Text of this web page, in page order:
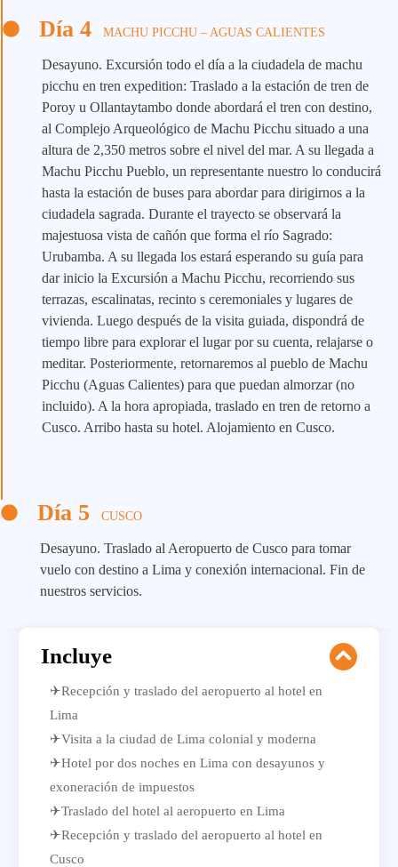
Día 4 MACHU PICCHU – AGUAS CALIENTES
Desayuno. Excursión todo el día a la ciudadela de machu
picchu en tren expedition: Traslado a la estación de tren de
Poroy u Ollantaytambo donde abordará el tren con destino,
al Complejo Arqueológico de Machu Picchu situado a una
altura de 2,350 metros sobre el nivel del mar. A su llegada a
Machu Picchu Pueblo, un representante nuestro lo conducirá
hasta la estación de buses para abordar para dirigirnos a la
ciudadela sagrada. Durante el trayecto se observará la
majestuosa vista de cañón que forma el río Sagrado:
Urubamba. A su llegada los estará esperando su guía para
dar inicio la Excursión a Machu Picchu, recorriendo sus
terrazas, escalinatas, recinto s ceremoniales y lugares de
vivienda. Luego después de la visita guiada, dispondrá de
tiempo libre para explorar el lugar por su cuenta, relajarse o
meditar. Posteriormente, retornaremos al pueblo de Machu
Picchu (Aguas Calientes) para que puedan almorzar (no
incluido). A la hora apropiada, traslado en tren de retorno a
Cusco. Arribo hasta su hotel. Alojamiento en Cusco.
Día 5 CUSCO
Desayuno. Traslado al Aeropuerto de Cusco para tomar
vuelo con destino a Lima y conexión internacional. Fin de
nuestros servicios.
Incluye
✈Recepción y traslado del aeropuerto al hotel en
Lima
✈Visita a la ciudad de Lima colonial y moderna
✈Hotel por dos noches en Lima con desayunos y
exoneración de impuestos
✈Traslado del hotel al aeropuerto en Lima
✈Recepción y traslado del aeropuerto al hotel en
Cusco